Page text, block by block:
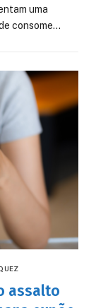
uma
consome…
assalto